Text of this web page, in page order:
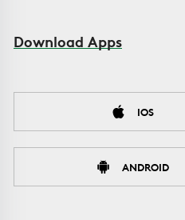
Download Apps
IOS
ANDROID